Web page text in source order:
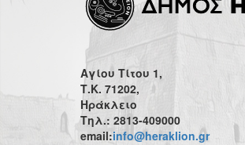
Αγίου Τίτου 1,
Τ.Κ. 71202,
Ηράκλειο
Τηλ.: 2813-409000
email:info@heraklion.gr